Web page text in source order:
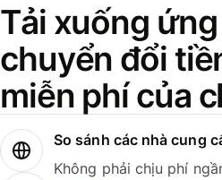
Tải xuống
chuyển đổi
miễn phí của
So sánh các nhà cung
Không phải chịu phí